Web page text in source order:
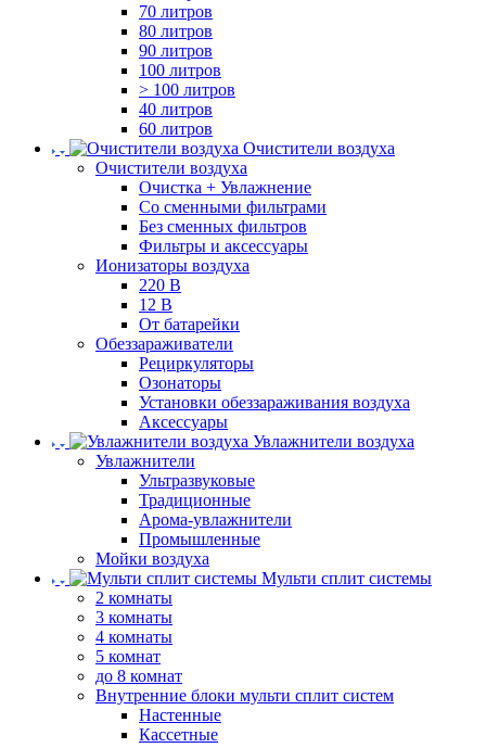
70 литров
80 литров
90 литров
100 литров
> 100 литров
40 литров
60 литров
Очистители воздуха
Очистители воздуха
Очистка + Увлажнение
Cо сменными фильтрами
Без сменных фильтров
Фильтры и аксессуары
Ионизаторы воздуха
220 В
12 В
От батарейки
Обеззараживатели
Рециркуляторы
Озонаторы
Установки обеззараживания воздуха
Аксессуары
Увлажнители воздуха
Увлажнители
Ультразвуковые
Традиционные
Арома-увлажнители
Промышленные
Мойки воздуха
Мульти сплит системы
2 комнаты
3 комнаты
4 комнаты
5 комнат
до 8 комнат
Внутренние блоки мульти сплит систем
Настенные
Кассетные